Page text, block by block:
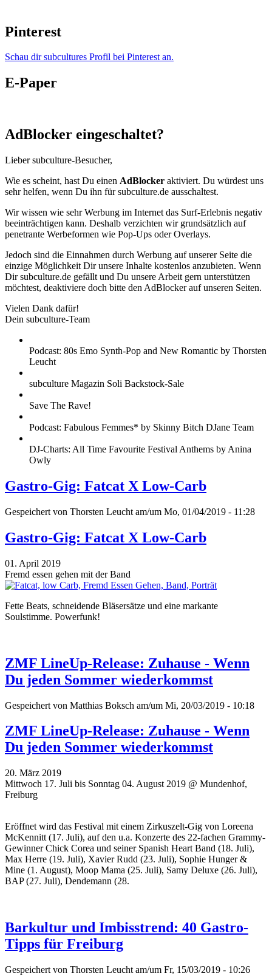
Pinterest
Schau dir subcultures Profil bei Pinterest an.
E-Paper
AdBlocker eingeschaltet?
Lieber subculture-Besucher,
Wie es scheint, hast Du einen AdBlocker aktiviert. Du würdest uns
sehr helfen, wenn Du ihn für subculture.de ausschaltest.
Wir wissen wie sehr Werbung im Internet das Surf-Erlebnis negativ
beeinträchtigen kann. Deshalb verzichten wir grundsätzlich auf
penetrante Werbeformen wie Pop-Ups oder Overlays.
Jedoch sind die Einnahmen durch Werbung auf unserer Seite die
einzige Möglichkeit Dir unsere Inhalte kostenlos anzubieten. Wenn
Dir subculture.de gefällt und Du unsere Arbeit gern unterstützen
möchtest, deaktiviere doch bitte den AdBlocker auf unseren Seiten.
Vielen Dank dafür!
Dein subculture-Team
Podcast: 80s Emo Synth-Pop and New Romantic by Thorsten
Leucht
subculture Magazin Soli Backstock-Sale
Save The Rave!
Podcast: Fabulous Femmes* by Skinny Bitch DJane Team
DJ-Charts: All Time Favourite Festival Anthems by Anina
Owly
Gastro-Gig: Fatcat X Low-Carb
Gespeichert von Thorsten Leucht am/um Mo, 01/04/2019 - 11:28
Gastro-Gig: Fatcat X Low-Carb
01. April 2019
Fremd essen gehen mit der Band
Fette Beats, schneidende Bläsersätze und eine markante
Soulstimme. Powerfunk!
ZMF LineUp-Release: Zuhause - Wenn
Du jeden Sommer wiederkommst
Gespeichert von Matthias Boksch am/um Mi, 20/03/2019 - 10:18
ZMF LineUp-Release: Zuhause - Wenn
Du jeden Sommer wiederkommst
20. März 2019
Mittwoch 17. Juli bis Sonntag 04. August 2019 @ Mundenhof,
Freiburg
Eröffnet wird das Festival mit einem Zirkuszelt-Gig von Loreena
McKennitt (17. Juli), auf den u.a. Konzerte des 22-fachen Grammy-
Gewinner Chick Corea und seiner Spanish Heart Band (18. Juli),
Max Herre (19. Juli), Xavier Rudd (23. Juli), Sophie Hunger &
Mine (1. August), Moop Mama (25. Juli), Samy Deluxe (26. Juli),
BAP (27. Juli), Dendemann (28.
Barkultur und Imbisstrend: 40 Gastro-
Tipps für Freiburg
Gespeichert von Thorsten Leucht am/um Fr, 15/03/2019 - 10:26